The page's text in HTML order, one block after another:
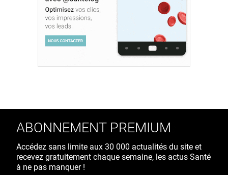
ABONNEMENT PREMIUM
Accédez sans limite aux 30 000 actualités du site et
recevez gratuitement chaque semaine, les actus Santé
à ne pas manquer !